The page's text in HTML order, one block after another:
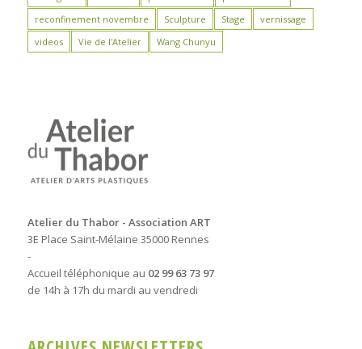
reconfinement novembre
Sculpture Stage
vernissage
videos
Vie de l'Atelier Wang Chunyu
Atelier du Thabor - Association ART
3E Place Saint-Mélaine 35000 Rennes
-
Accueil téléphonique au 02 99 63 73 97
de 14h à 17h du mardi au vendredi